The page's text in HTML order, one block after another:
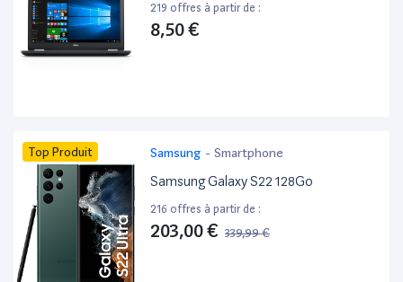
219 offres à partir de :
8,50 €
Top Produit Samsung - Smartphone
Samsung Galaxy S22 128Go
216 offres à partir de :
203,00 € 339,99 €